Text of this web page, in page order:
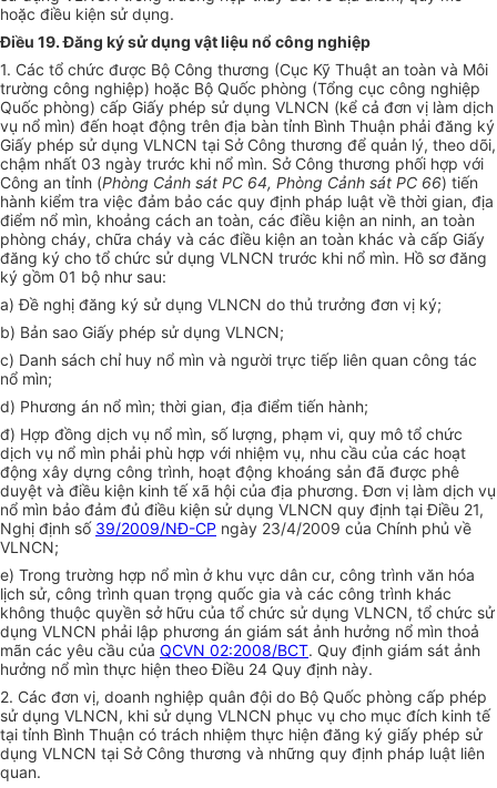
hoặc điều kiện sử dụng.
Điều 19. Đăng ký sử dụng vật liệu nổ công nghiệp
1. Các tổ chức được Bộ Công thương (Cục Kỹ Thuật an toàn và Môi
trường công nghiệp) hoặc Bộ Quốc phòng (Tổng cục công nghiệp
Quốc phòng) cấp Giấy phép sử dụng VLNCN (kể cả đơn vị làm dịch
vụ nổ mìn) đến hoạt động trên địa bàn tỉnh Bình Thuận phải đăng ký
Giấy phép sử dụng VLNCN tại Sở Công thương để quản lý, theo dõi,
chậm nhất 03 ngày trước khi nổ mìn. Sở Công thương phối hợp với
Công an tỉnh (Phòng Cảnh sát PC 64, Phòng Cảnh sát PC 66) tiến
hành kiểm tra việc đảm bảo các quy định pháp luật về thời gian, địa
điểm nổ mìn, khoảng cách an toàn, các điều kiện an ninh, an toàn
phòng cháy, chữa cháy và các điều kiện an toàn khác và cấp Giấy
đăng ký cho tổ chức sử dụng VLNCN trước khi nổ mìn. Hồ sơ đăng
ký gồm 01 bộ như sau:
a) Đề nghị đăng ký sử dụng VLNCN do thủ trưởng đơn vị ký;
b) Bản sao Giấy phép sử dụng VLNCN;
c) Danh sách chỉ huy nổ mìn và người trực tiếp liên quan công tác
nổ mìn;
d) Phương án nổ mìn; thời gian, địa điểm tiến hành;
đ) Hợp đồng dịch vụ nổ mìn, số lượng, phạm vi, quy mô tổ chức
dịch vụ nổ mìn phải phù hợp với nhiệm vụ, nhu cầu của các hoạt
động xây dựng công trình, hoạt động khoáng sản đã được phê
duyệt và điều kiện kinh tế xã hội của địa phương. Đơn vị làm dịch vụ
nổ mìn bảo đảm đủ điều kiện sử dụng VLNCN quy định tại Điều 21,
Nghị định số 39/2009/NĐ-CP ngày 23/4/2009 của Chính phủ về
VLNCN;
e) Trong trường hợp nổ mìn ở khu vực dân cư, công trình văn hóa
lịch sử, công trình quan trọng quốc gia và các công trình khác
không thuộc quyền sở hữu của tổ chức sử dụng VLNCN, tổ chức sử
dụng VLNCN phải lập phương án giám sát ảnh hưởng nổ mìn thoả
mãn các yêu cầu của QCVN 02:2008/BCT. Quy định giám sát ảnh
hưởng nổ mìn thực hiện theo Điều 24 Quy định này.
2. Các đơn vị, doanh nghiệp quân đội do Bộ Quốc phòng cấp phép
sử dụng VLNCN, khi sử dụng VLNCN phục vụ cho mục đích kinh tế
tại tỉnh Bình Thuận có trách nhiệm thực hiện đăng ký giấy phép sử
dụng VLNCN tại Sở Công thương và những quy định pháp luật liên
quan.